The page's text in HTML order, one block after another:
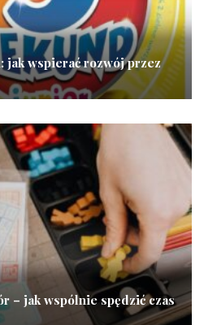
jak wspierać rozwój przez
– jak wspólnie spędzić czas